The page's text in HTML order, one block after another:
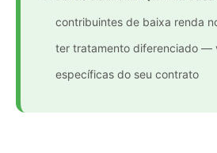
contribuintes de baixa renda
ter tratamento diferenciado —
específicas do seu contrato